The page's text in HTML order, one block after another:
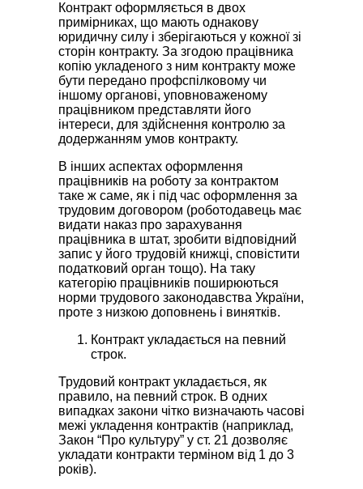
Контракт оформляється в двох
примірниках, що мають однакову
юридичну силу і зберігаються у кожної зі
сторін контракту. За згодою працівника
копію укладеного з ним контракту може
бути передано профспілковому чи
іншому органові, уповноваженому
працівником представляти його
інтереси, для здійснення контролю за
додержанням умов контракту.
В інших аспектах оформлення
працівників на роботу за контрактом
таке ж саме, як і під час оформлення за
трудовим договором (роботодавець має
видати наказ про зарахування
працівника в штат, зробити відповідний
запис у його трудовій книжці, сповістити
податковий орган тощо). На таку
категорію працівників поширюються
норми трудового законодавства України,
проте з низкою доповнень і винятків.
Контракт укладається на певний
строк.
Трудовий контракт укладається, як
правило, на певний строк. В одних
випадках закони чітко визначають часові
межі укладення контрактів (наприклад,
Закон “Про культуру” у ст. 21 дозволяє
укладати контракти терміном від 1 до 3
років).